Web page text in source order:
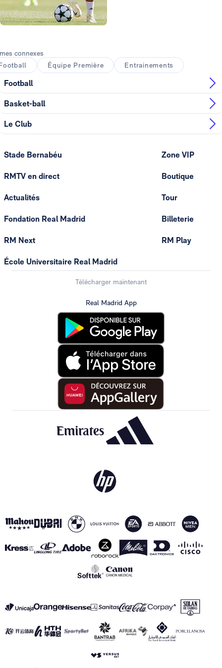
connexes
Équipe Première Entrainements
Football
Basket-ball
Le Club
Stade Bernabéu
RMTV en direct
Actualités
Fondation Real Madrid
RM Next
École Universitaire Real Madrid
Zone VIP
Boutique
Tour
Billeterie
RM Play
Télécharger maintenant
Real Madrid App